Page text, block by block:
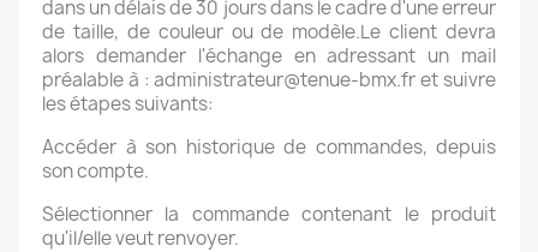
dans un délais de 30 jours dans le cadre d'une erreur
de taille, de couleur ou de modèle.Le client devra
alors demander l'échange en adressant un mail
préalable à : administrateur@tenue-bmx.fr et suivre
les étapes suivants:
Accéder à son historique de commandes, depuis
son compte.
Sélectionner la commande contenant le produit
qu'il/elle veut renvoyer.